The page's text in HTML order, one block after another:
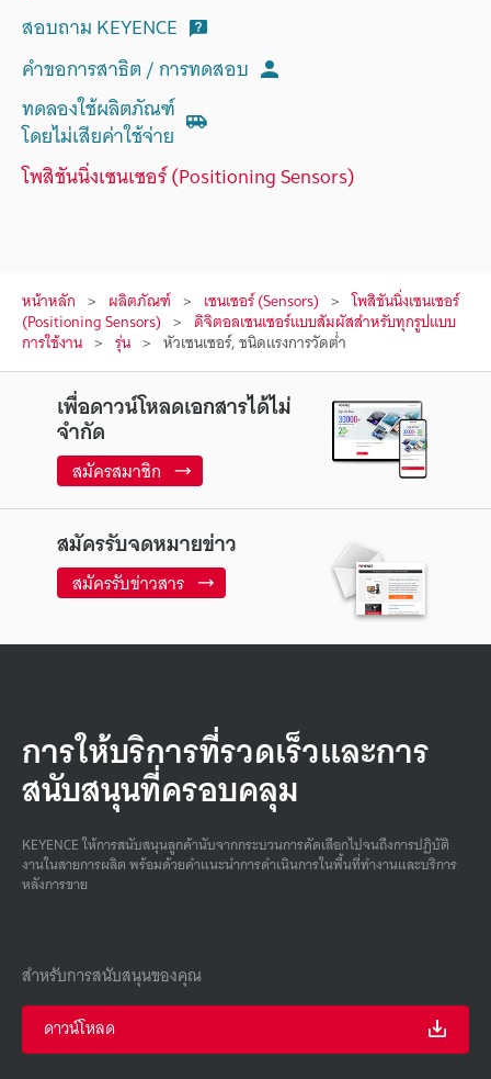
สอบถาม KEYENCE
คำขอการสาธิต / การทดสอบ
ทดลองใช้ผลิตภัณฑ์
โดยไม่เสียค่าใช้จ่าย
โพสิชันนิ่งเซนเซอร์ (Positioning Sensors)
หน้าหลัก ผลิตภัณฑ์ เซนเซอร์ (Sensors) โพสิชันนิ่งเซนเซอร์
(Positioning Sensors) ดิจิตอลเซนเซอร์แบบสัมผัสสำหรับทุกรูปแบบ
การใช้งาน รุ่น หัวเซนเซอร์, ชนิดแรงการวัดต่ำ
เพื่อดาวน์โหลดเอกสารได้ไม่
จำกัด
สมัครสมาชิก
สมัครรับจดหมายข่าว
สมัครรับข่าวสาร
การให้บริการที่รวดเร็วและการ
สนับสนุนที่ครอบคลุม
KEYENCE ให้การสนับสนุนลูกค้านับจากกระบวนการคัดเลือกไปจนถึงการปฏิบัติ
งานในสายการผลิต พร้อมด้วยคําแนะนําการดําเนินการในพื้นที่ทํางานและบริการ
หลังการขาย
สำหรับการสนับสนุนของคุณ
ดาวน์โหลด